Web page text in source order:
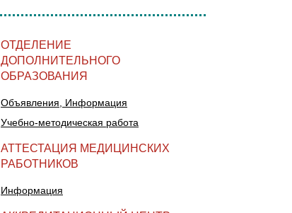
ОТДЕЛЕНИЕ
ДОПОЛНИТЕЛЬНОГО
ОБРАЗОВАНИЯ
Объявления, Информация
Учебно-методическая работа
АТТЕСТАЦИЯ МЕДИЦИНСКИХ
РАБОТНИКОВ
Информация